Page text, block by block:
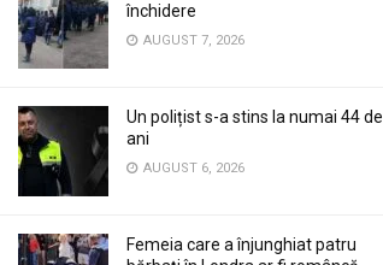
închidere
AUGUST 7, 2026
Un polițist s-a stins la numai 44 de
ani
AUGUST 6, 2026
Femeia care a înjunghiat patru